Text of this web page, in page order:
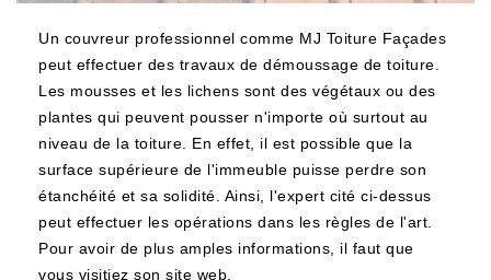
Un couvreur professionnel comme MJ Toiture Façades
peut effectuer des travaux de démoussage de toiture.
Les mousses et les lichens sont des végétaux ou des
plantes qui peuvent pousser n'importe où surtout au
niveau de la toiture. En effet, il est possible que la
surface supérieure de l'immeuble puisse perdre son
étanchéité et sa solidité. Ainsi, l'expert cité ci-dessus
peut effectuer les opérations dans les règles de l'art.
Pour avoir de plus amples informations, il faut que
vous visitiez son site web.